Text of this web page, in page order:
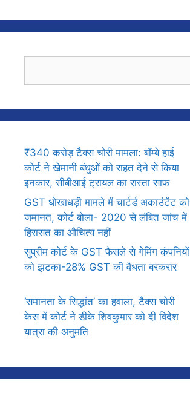
₹340 करोड़ टैक्स चोरी मामला: बॉम्बे हाई
कोर्ट ने खेमानी बंधुओं को राहत देने से किया
इनकार, सीबीआई ट्रायल का रास्ता साफ
GST धोखाधड़ी मामले में चार्टर्ड अकाउंटेंट को
जमानत, कोर्ट बोला- 2020 से लंबित जांच में
हिरासत का औचित्य नहीं
सुप्रीम कोर्ट के GST फैसले से गेमिंग कंपनियों
को झटका-28% GST की वैधता बरकरार
‘समानता के सिद्धांत’ का हवाला, टैक्स चोरी
केस में कोर्ट ने डीके शिवकुमार को दी विदेश
यात्रा की अनुमति